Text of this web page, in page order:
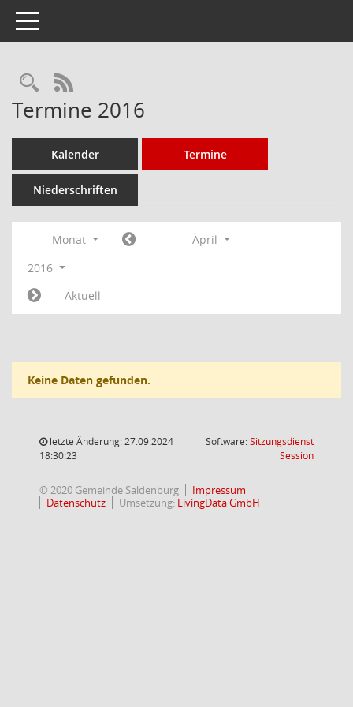
Toggle navigation
Rechercheauswahl
RSS-Feed
Termine 2016
Kalender Termine
Niederschriften
Monat
April
2016
Aktuell
Keine Daten gefunden.
letzte Änderung: 27.09.2024
18:30:23
Software:Sitzungsdienst
Session(Wird in
© 2020 Gemeinde Saldenburg
Impressum
Datenschutz
Umsetzung: LivingData GmbH